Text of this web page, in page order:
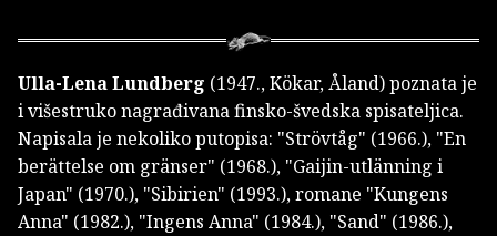
Ulla-Lena Lundberg (1947., Kökar, Åland) poznata je
i višestruko nagrađivana finsko-švedska spisateljica.
Napisala je nekoliko putopisa: "Strövtåg" (1966.), "En
berättelse om gränser" (1968.), "Gaijin-utlänning i
Japan" (1970.), "Sibirien" (1993.), romane "Kungens
Anna" (1982.), "Ingens Anna" (1984.), "Sand" (1986.),